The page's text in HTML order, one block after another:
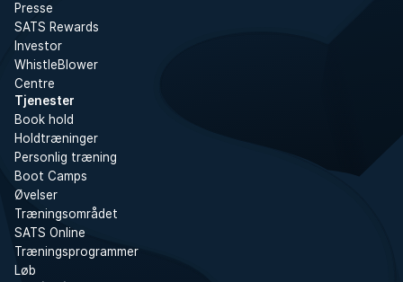
Presse
SATS Rewards
Investor
WhistleBlower
Centre
Tjenester
Book hold
Holdtræninger
Personlig træning
Boot Camps
Øvelser
Træningsområdet
SATS Online
Træningsprogrammer
Løb